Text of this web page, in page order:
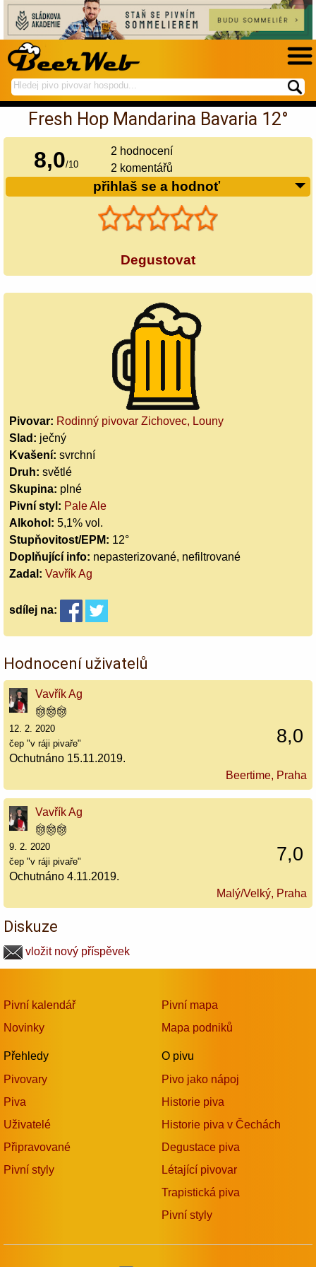
hledej
na
BeerWeb
spustí
hledání
Fresh Hop Mandarina Bavaria 12°
8,0/10
2 hodnocení
2 komentářů
přihlaš se a hodnoť
Degustovat
Pivovar: Rodinný pivovar Zichovec, Louny
Slad: ječný
Kvašení: svrchní
Druh: světlé
Skupina: plné
Pivní styl: Pale Ale
Alkohol: 5,1% vol.
Stupňovitost/EPM: 12°
Doplňující info: nepasterizované, nefiltrované
Zadal: Vavřík Ag
sdílej na:
Hodnocení uživatelů
Vavřík Ag
8,0
12. 2. 2020
čep "v ráji pivaře"
Ochutnáno 15.11.2019.
Beertime, Praha
Vavřík Ag
7,0
9. 2. 2020
čep "v ráji pivaře"
Ochutnáno 4.11.2019.
Malý/Velký, Praha
Diskuze
vložit nový příspěvek
Pivní kalendář
Novinky
Přehledy
Pivovary
Piva
Uživatelé
Připravované
Pivní styly
Pivní mapa
Mapa podniků
O pivu
Pivo jako nápoj
Historie piva
Historie piva v Čechách
Degustace piva
Létající pivovar
Trapistická piva
Pivní styly